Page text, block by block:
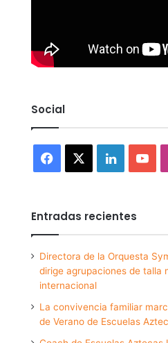
Social
Facebook LinkedIn
Entradas recientes
Directora de la Orquesta
dirige agrupaciones de talla
internacional
La convivencia familiar
de Verano de Escuelas